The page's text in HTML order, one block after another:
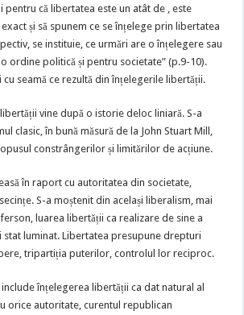
pentru că libertatea este un atât de , este
și să spunem ce se înțelege prin libertatea
se instituie, ce urmări are o înțelegere sau
ordine politică și pentru societate” (p.9-10).
cu seamă ce rezultă din înțelegerile libertății.
vine după o istorie deloc liniară. S-a
clasic, în bună măsură de la John Stuart Mill,
constrângerilor și limitărilor de acțiune.
în raport cu autoritatea din societate,
S-a moștenit din același liberalism, mai
luarea libertății ca realizare de sine a
stat luminat. Libertatea presupune drepturi
tripartiția puterilor, controlul lor reciproc.
înțelegerea libertății ca dat natural al
orice autoritate, curentul republican